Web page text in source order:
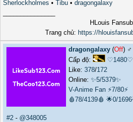
Sherlockholmes • Tibu • dragongalaxy
HLouis Fansub
Trang chủ: https://
dragongalaxy (Off) ♂️
Cấp độ:
♡1480♡
Like: 378/172
Online: ✨5/5379✨
V-Anime Fan ⚡7/80⚡
🩸78/4139🩸 🌟0/
#2 - @348005